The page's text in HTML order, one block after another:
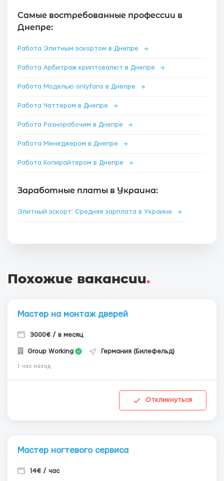
Самые востребованные профессии в
Днепре:
Работа Элитным эскортом в Днепре →
Работа Арбитраж криптовалют в Днепре →
Работа Моделью onlyfans в Днепре →
Работа Чаттером в Днепре →
Работа Разнорабочим в Днепре →
Работа Менеджером в Днепре →
Работа Копирайтером в Днепре →
Заработные платы в Украина:
Элитный эскорт: Средняя зарплата в Украине →
Похожие вакансии.
Мастер на монтаж дверей
3000€ / в месяц
Group Working Германия (Билефельд)
1 час назад
Откликнуться
Мастер ногтевого сервиса
14€ / час